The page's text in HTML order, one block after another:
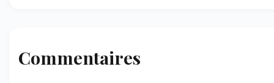
Commentaires